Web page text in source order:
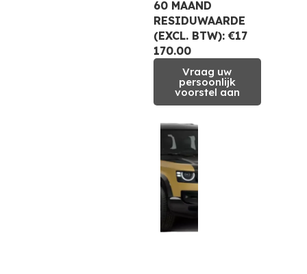
60 MAAND
RESIDUWAARDE
(EXCL. BTW): €17
170.00
Vraag uw
persoonlijk
voorstel aan